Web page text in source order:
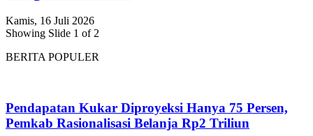
Kamis, 16 Juli 2026
Showing Slide 1 of 2
BERITA POPULER
Pendapatan Kukar Diproyeksi Hanya 75 Persen,
Pemkab Rasionalisasi Belanja Rp2 Triliun